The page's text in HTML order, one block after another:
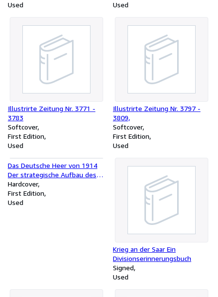
Used
Used
Illustrirte Zeitung Nr. 3771 -
3783
Softcover
First Edition
Used
Illustrirte Zeitung Nr. 3797 -
3809,
Softcover
First Edition
Used
Das Deutsche Heer von 1914
Der strategische Aufbau des
Weltkrieges 1914 - 1918
Hardcover
First Edition
Used
Krieg an der Saar Ein
Divisionserinnerungsbuch
Signed
Used